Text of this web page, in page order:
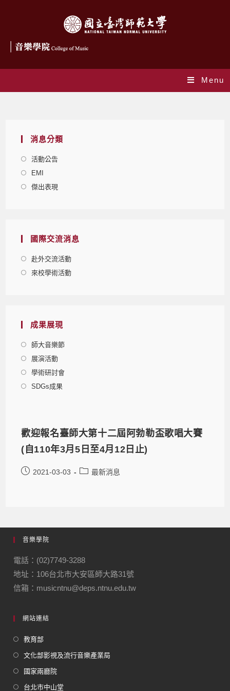
Menu
消息分類
活動公告
EMI
傑出表現
國際交流消息
赴外交流活動
來校學術活動
成果展現
師大音樂節
展演活動
學術研討會
SDGs成果
歡迎報名臺師大第十二屆阿勃勒盃歌唱大賽
(自110年3月5日至4月12日止)
2021-03-03 最新消息
音樂學院
電話：(02)7749-3288
地址：106台北市大安區師大路31號
信箱：musicntnu@deps.ntnu.edu.tw
網站連結
教育部
文化部影視及流行音樂產業局
國家兩廳院
台北市中山堂